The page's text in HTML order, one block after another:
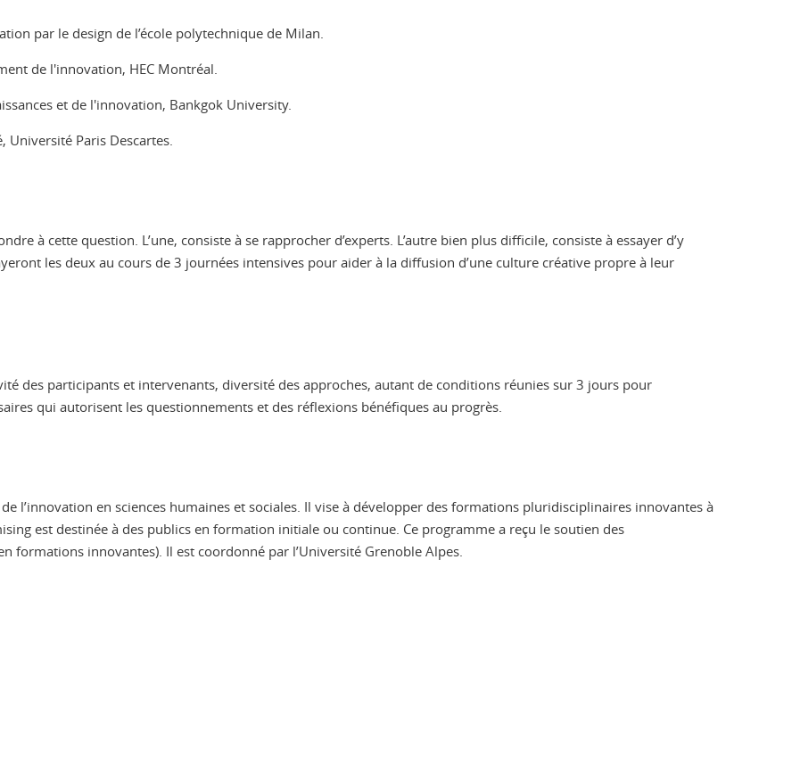
par le design de l’école polytechnique de Milan.
de l'innovation, HEC Montréal.
et de l'innovation, Bankgok University.
Université Paris Descartes.
à cette question. L’une, consiste à se rapprocher d’experts. L’autre bien plus difficile, consiste à essayer d’y
les deux au cours de 3 journées intensives pour aider à la diffusion d’une culture créative propre à leur
des participants et intervenants, diversité des approches, autant de conditions réunies sur 3 jours pour
qui autorisent les questionnements et des réflexions bénéfiques au progrès.
l’innovation en sciences humaines et sociales. Il vise à développer des formations pluridisciplinaires innovantes à
est destinée à des publics en formation initiale ou continue. Ce programme a reçu le soutien des
formations innovantes). Il est coordonné par l’Université Grenoble Alpes.